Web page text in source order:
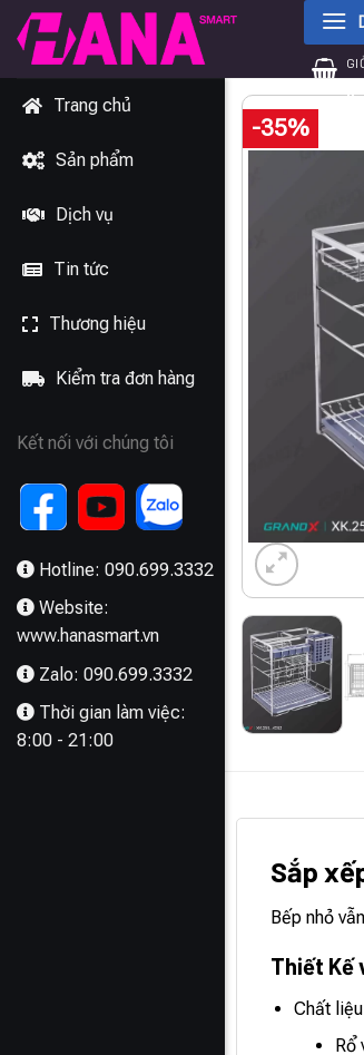
Chuyển
đến
dung
0
Trang chủ
Sản phẩm
Dịch vụ
Tin tức
Thương hiệu
Kiểm tra đơn hàng
Kết nối với chúng tôi
Hotline: 090.699.3332
Website:
www.hanasmart.vn
Zalo: 090.699.3332
Thời gian làm việc:
8:00 - 21:00
-35%
Sắp
Bếp nhỏ
Thiết Kế
Chất
Rổ